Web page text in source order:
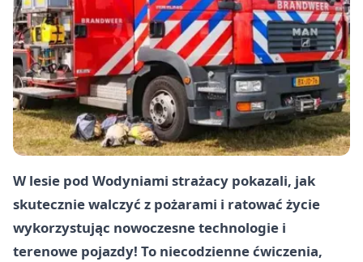
W lesie pod Wodyniami strażacy pokazali, jak
skutecznie walczyć z pożarami i ratować życie
wykorzystując nowoczesne technologie i
terenowe pojazdy! To niecodzienne ćwiczenia,